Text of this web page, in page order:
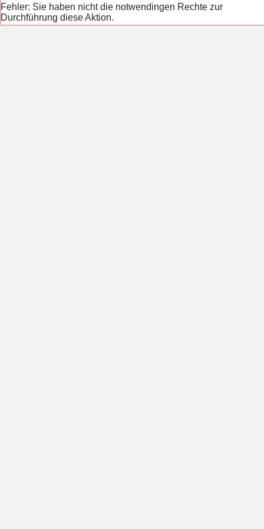
Fehler: Sie haben nicht die notwendingen Rechte zur
Durchführung diese Aktion.